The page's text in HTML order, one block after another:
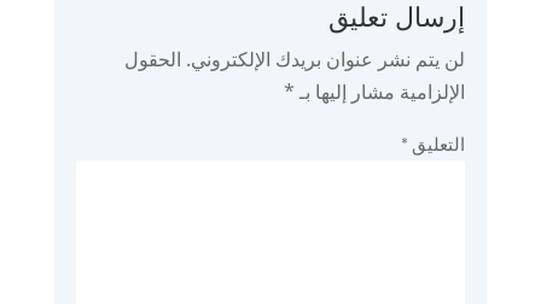
إرسال تعليق
لن يتم نشر عنوان بريدك الإلكتروني. الحقول
الإلزامية مشار إليها بـ *
التعليق *